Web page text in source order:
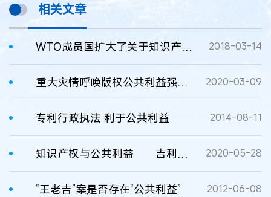
相关文章
WTO成员国扩大了关于知识产权、包容性创新与公共利益方面的讨论 2018-03-14
重大灾情呼唤版权公共利益强制许可 2020-03-09
专利行政执法 利于公共利益 2014-08-11
知识产权与公共利益——吉利德在疫情期间的知识产权开发和部署 2020-05-28
“王老吉”案是否存在“公共利益” 2012-06-08